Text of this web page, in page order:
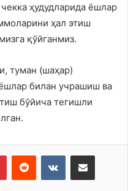
ҳудудларида ёшлар
ҳал этиш
қўйганмиз.
туман (шаҳар)
билан учрашиш ва
бўйича тегишли
PinterestReddit VKontakteShare via Email